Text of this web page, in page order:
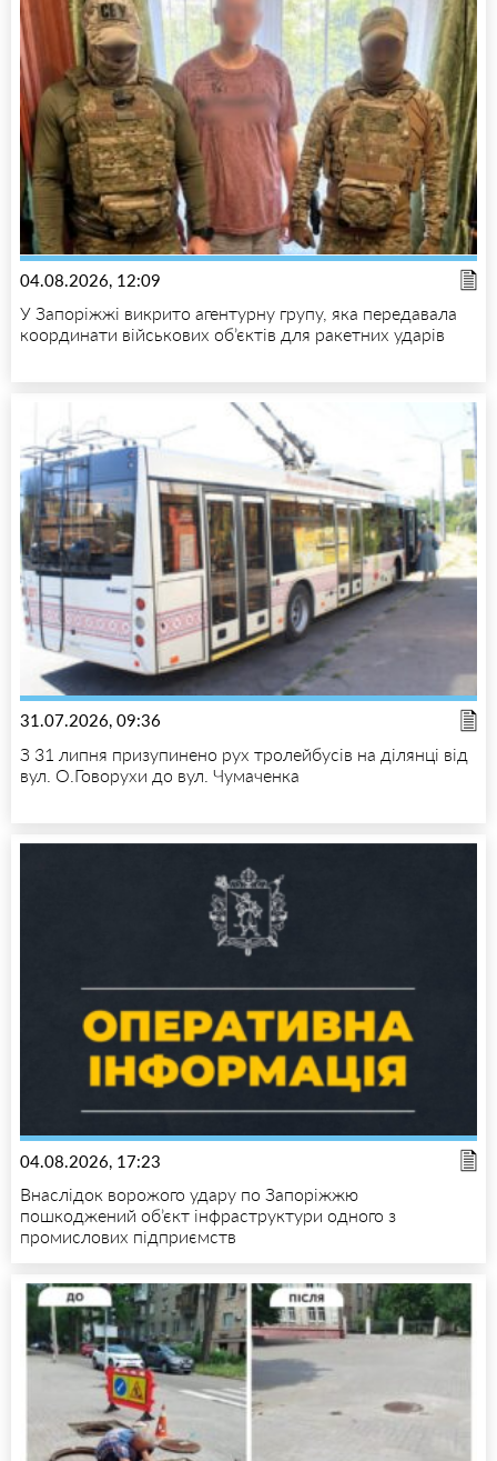
04.08.2026, 12:09
У Запоріжжі викрито агентурну групу, яка передавала
координати військових об’єктів для ракетних ударів
31.07.2026, 09:36
З 31 липня призупинено рух тролейбусів на ділянці від
вул. О.Говорухи до вул. Чумаченка
04.08.2026, 17:23
Внаслідок ворожого удару по Запоріжжю
пошкоджений об’єкт інфраструктури одного з
промислових підприємств